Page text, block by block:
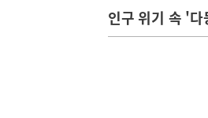
인구 위기 속 '